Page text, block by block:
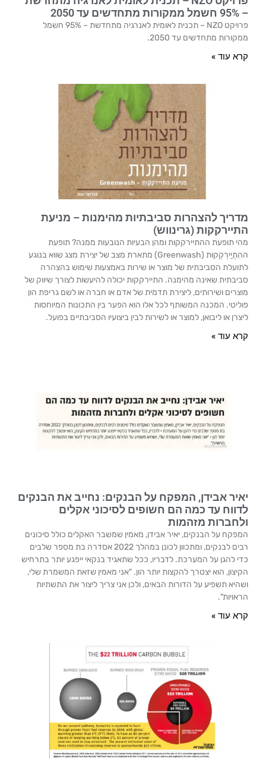
– 95% חשמל ממקורות מתחדשים עד 2050
פרויקט NZO – תכנית לאומית לאנרגיה מתחדשת – 95% חשמל
ממקורות מתחדשים עד 2050.
קרא עוד »
מדריך להצהרות סביבתיות מהימנות – מניעת
התיירקקות (גרינווש)
מהי תופעת ההתיירקקות ומהן הבעיות הנובעות ממנה? תופעת
ההִתְיַירְקְקוּת (Greenwash) מתארת מצב של יצירת מצג שווא בנוגע
לתועלת הסביבתית של מוצר או שירות באמצעות שימוש בהצהרה
סביבתית שאינה מהימנה. התיירקקות יכולה להיעשות לצורך שיווק של
מוצרים ושירותים, ליצירת תדמית של אדם או חברה או לשם גריפת הון
פוליטי. המכנה המשותף לכל אלו הוא הפער בין התכונות המיוחסות
ליצרן או ליבואן, למוצר או לשירות לבין ביצועיו הסביבתיים בפועל.
קרא עוד »
יאיר אבידן, המפקח על הבנקים: נחייב את הבנקים
לדווח עד כמה הם חשופים לסיכוני אקלים
ולחברות מזהמות
המפקח על הבנקים, יאיר אבידן, מאמין שמשבר האקלים כולל סיכונים
רבים לבנקים, ומתכוון לכונן במהלך 2022 אסדרה בת מספר שלבים
כדי להגן על המערכת. לדבריו, ככל שתאגיד בנקאי ייפגע יותר בתרחיש
הקיצון, הוא יצטרך להקצות יותר הון. "אני מאמין שזאת המשמרת שלי,
ושהיא תשפיע על הדורות הבאים, ולכן אני צריך ליצור את התשתיות
הראויות".
קרא עוד »